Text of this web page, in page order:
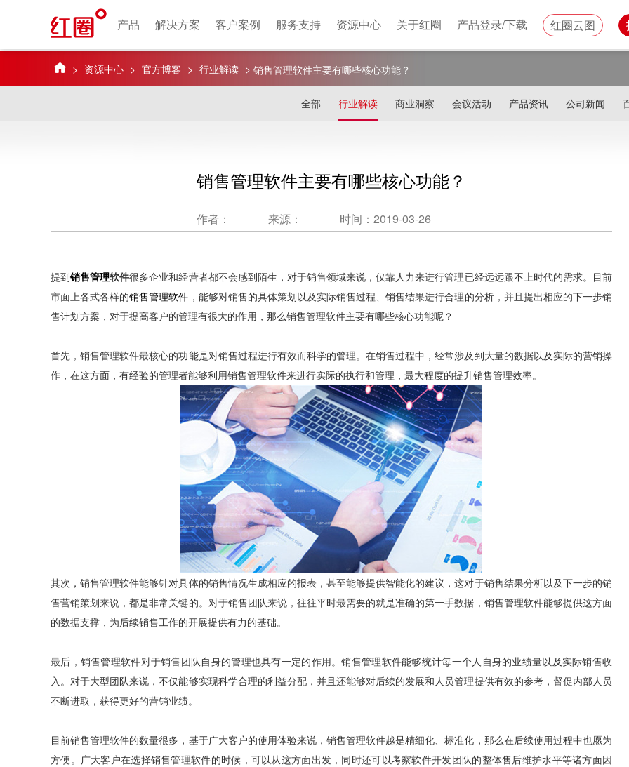
产品 解决方案 客户案例 服务支持 资源中心 关于红圈 产品登录/下载 红圈云图
> 资源中心 > 官方博客 > 行业解读 > 销售管理软件主要有哪些核心功能？
全部 行业解读 商业洞察 会议活动 产品资讯 公司新闻
销售管理软件主要有哪些核心功能？
作者： 来源： 时间：2019-03-26
提到销售管理软件很多企业和经营者都不会感到陌生，对于销售领域来说，仅靠人力来进行管理已经远远跟不上时代的需求。目前
市面上各式各样的销售管理软件 ，能够对销售的具体策划以及实际销售过程、销售结果进行合理的分析，并且提出相应的下一步销
售计划方案，对于提高客户的管理有很大的作用，那么销售管理软件主要有哪些核心功能呢？
首先，销售管理软件最核心的功能是对销售过程进行有效而科学的管理。在销售过程中，经常涉及到大量的数据以及实际的营销操
作，在这方面，有经验的管理者能够利用销售管理软件来进行实际的执行和管理，最大程度的提升销售管理效率。
其次，销售管理软件能够针对具体的销售情况生成相应的报表，甚至能够提供智能化的建议，这对于销售结果分析以及下一步的销
售营销策划来说，都是非常关键的。对于销售团队来说，往往平时最需要的就是准确的第一手数据，销售管理软件能够提供这方面
的数据支撑，为后续销售工作的开展提供有力的基础。
最后，销售管理软件对于销售团队自身的管理也具有一定的作用。销售管理软件能够统计每一个人自身的业绩量以及实际销售收
入。对于大型团队来说，不仅能够实现科学合理的利益分配，并且还能够对后续的发展和人员管理提供有效的参考，督促内部人员
不断进取，获得更好的营销业绩。
目前销售管理软件的数量很多，基于广大客户的使用体验来说，销售管理软件越是精细化、标准化，那么在后续使用过程中也愿为
方便。广大客户在选择销售管理软件的时候，可以从这方面出发，同时还可以考察软件开发团队的整体售后维护水平等诸方面因